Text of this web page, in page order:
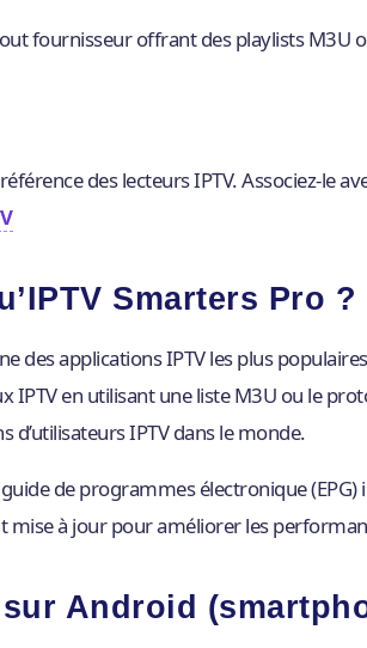
fournisseur offrant des playlists M3U
des lecteurs IPTV. Associez-le
Smarters Pro ?
des applications IPTV les plus
IPTV en utilisant une liste M3U ou le
d’utilisateurs IPTV dans le monde.
de programmes électronique
mise à jour pour améliorer les
Android